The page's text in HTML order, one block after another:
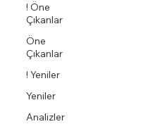
! Öne
Çıkanlar
Öne
Çıkanlar
! Yeniler
Yeniler
Analizler